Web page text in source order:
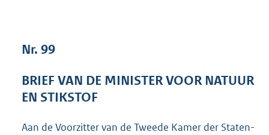
b
Nr. 99
BRIEF VAN DE MINISTER VOOR NATUUR
EN STIKSTOF
Aan de Voorzitter van de Tweede Kamer der Staten-